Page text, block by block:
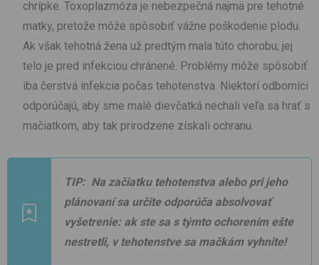
chrípke. Toxoplazmóza je nebezpečná najmä pre tehotné
matky, pretože môže spôsobiť vážne poškodenie plodu.
Ak však tehotná žena už predtým mala túto chorobu, jej
telo je pred infekciou chránené. Problémy môže spôsobiť
iba čerstvá infekcia počas tehotenstva. Niektorí odborníci
odporúčajú, aby sme malé dievčatká nechali veľa sa hrať s
mačiatkom, aby tak prirodzene získali ochranu.
TIP: Na začiatku tehotenstva alebo pri jeho
plánovaní sa určite odporúča absolvovať
vyšetrenie: ak ste sa s týmto ochorením ešte
nestretli, v tehotenstve sa mačkám vyhnite!